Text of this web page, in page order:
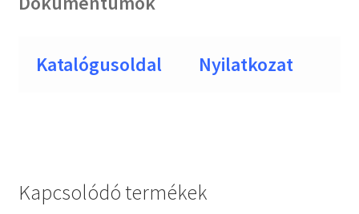
Katalógusoldal Nyilatkozat
Kapcsolódó termékek